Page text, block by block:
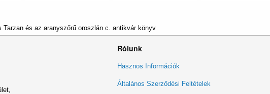
Tarzan és az aranyszőrű oroszlán c. antikvár könyv
Rólunk
Lábléc
menü
Hasznos Információk
Általános Szerződési Feltételek